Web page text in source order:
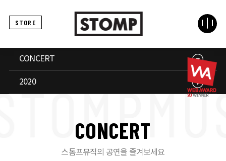
STORE
CONCERT
2020
CONCERT
스톰프뮤직의 공연을 즐겨보세요